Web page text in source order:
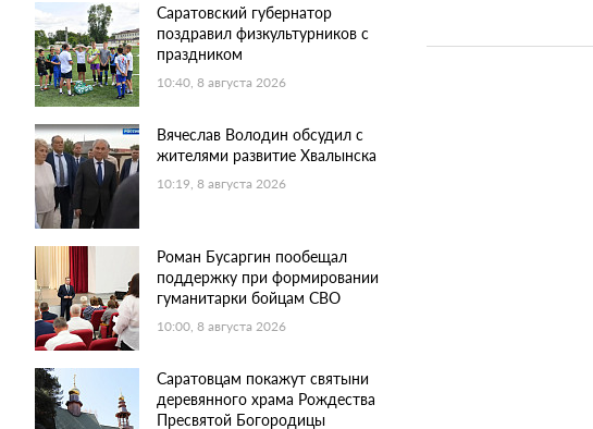
Саратовский губернатор
поздравил физкультурников с
праздником
10:40, 8 августа 2026
Вячеслав Володин обсудил с
жителями развитие Хвалынска
10:19, 8 августа 2026
Роман Бусаргин пообещал
поддержку при формировании
гуманитарки бойцам СВО
10:00, 8 августа 2026
Саратовцам покажут святыни
деревянного храма Рождества
Пресвятой Богородицы